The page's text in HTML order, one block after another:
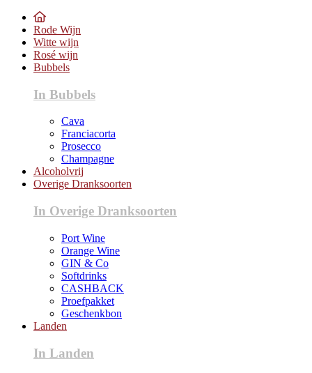
Rode Wijn
Witte wijn
Rosé wijn
Bubbels
In Bubbels
Cava
Franciacorta
Prosecco
Champagne
Alcoholvrij
Overige Dranksoorten
In Overige Dranksoorten
Port Wine
Orange Wine
GIN & Co
Softdrinks
CASHBACK
Proefpakket
Geschenkbon
Landen
In Landen